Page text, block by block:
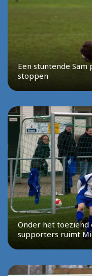
Een stuntende
stoppen
Onder het toeziend
supporters ruimt